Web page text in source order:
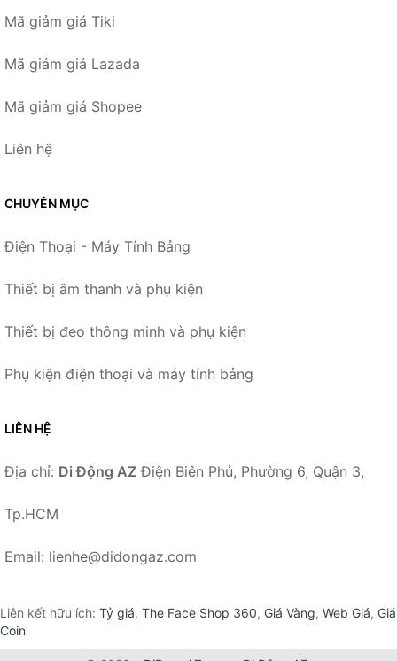
Mã giảm giá Tiki
Mã giảm giá Lazada
Mã giảm giá Shopee
Liên hệ
CHUYÊN MỤC
Điện Thoại - Máy Tính Bảng
Thiết bị âm thanh và phụ kiện
Thiết bị đeo thông minh và phụ kiện
Phụ kiện điện thoại và máy tính bảng
LIÊN HỆ
Địa chỉ: Di Động AZ Điện Biên Phủ, Phường 6, Quận 3,
Tp.HCM
Email: lienhe@didongaz.com
Liên kết hữu ích: Tỷ giá, The Face Shop 360, Giá Vàng, Web Giá, Giá
Coin